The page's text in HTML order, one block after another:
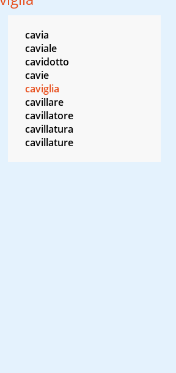
cavia
caviale
cavidotto
cavie
caviglia
cavillare
cavillatore
cavillatura
cavillature